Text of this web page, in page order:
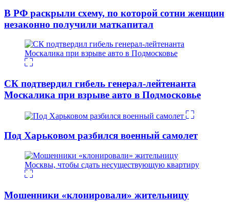
В РФ раскрыли схему, по которой сотни женщин
незаконно получили маткапитал
СК подтвердил гибель генерал-лейтенанта
Москалика при взрыве авто в Подмосковье
Под Харьковом разбился военный самолет
Мошенники «клонировали» жительницу